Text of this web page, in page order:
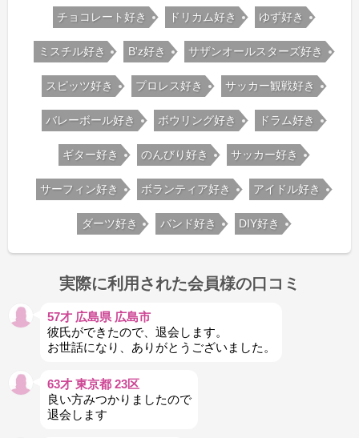
チョコレート好き ドリカム好き ゆず好き
ミスチル好き B'z好き サザンオールスターズ好き
スピッツ好き プロレス好き サッカー観戦好き
バレーボール好き ボウリング好き ドラム好き
ギター好き のんびり好き サッカー好き
サーフィン好き ボランティア好き アイドル好き
ダーツ好き バンド好き DIY好き
実際に利用された会員様の口コミ
57才 広島県 広島市
彼氏ができたので、退会します。
お世話になり、ありがとうございました。
63才 東京都 23区
良い方みつかりましたので
退会します